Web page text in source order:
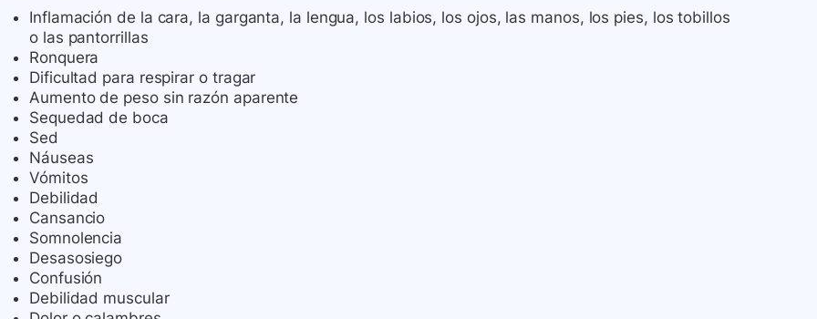
Inflamación de la cara, la garganta, la lengua, los labios, los ojos, las manos, los pies, los tobillos
o las pantorrillas
Ronquera
Dificultad para respirar o tragar
Aumento de peso sin razón aparente
Sequedad de boca
Sed
Náuseas
Vómitos
Debilidad
Cansancio
Somnolencia
Desasosiego
Confusión
Debilidad muscular